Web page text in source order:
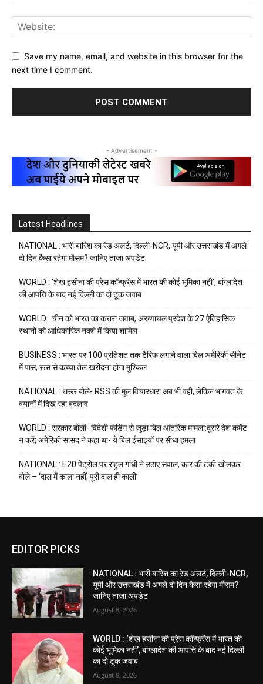
Save my name, email, and website in this browser for the
next time I comment.
- Advertisement -
Latest Headlines
NATIONAL : भारी बारिश का रेड अलर्ट, दिल्ली-NCR, यूपी और उत्तराखंड में अगले
दो दिन कैसा रहेगा मौसम? जानिए ताजा अपडेट
WORLD : ‘शेख हसीना की प्रेस कॉन्फ्रेंस में भारत की कोई भूमिका नहीं’, बांग्लादेश
की आपत्ति के बाद नई दिल्ली का दो टूक जवाब
WORLD : चीन को भारत का करारा जवाब, अरुणाचल प्रदेश के 27 ऐतिहासिक
स्थानों को आधिकारिक नक्शे में किया शामिल
BUSINESS : भारत पर 100 प्रतिशत तक टैरिफ लगाने वाला बिल अमेरिकी सीनेट
में पास, रूस से कच्चा तेल खरीदना होगा मुश्किल
NATIONAL : थरूर बोले- RSS की मूल विचारधारा अब भी वही, लेकिन भागवत के
बयानों में दिख रहा बदलाव
WORLD : सरकार बोली- विदेशी फंडिंग से जुड़ा बिल आंतरिक मामला:दूसरे देश कमेंट
न करें; अमेरिकी सांसद ने कहा था- ये बिल ईसाइयों पर सीधा हमला
NATIONAL : E20 पेट्रोल पर राहुल गांधी ने उठाए सवाल, कार की टंकी खोलकर
बोले – ‘दाल में काला नहीं, पूरी दाल ही काली’
EDITOR PICKS
NATIONAL : भारी बारिश का रेड अलर्ट, दिल्ली-NCR,
यूपी और उत्तराखंड में अगले दो दिन कैसा रहेगा मौसम?
जानिए ताजा अपडेट
August 8, 2026
WORLD : ‘शेख हसीना की प्रेस कॉन्फ्रेंस में भारत की
कोई भूमिका नहीं’, बांग्लादेश की आपत्ति के बाद नई दिल्ली
का दो टूक जवाब
August 8, 2026